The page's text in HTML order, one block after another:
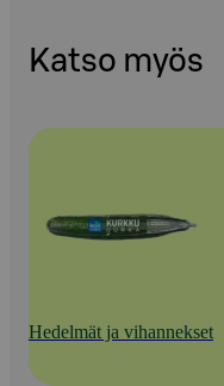
Katso myös
Hedelmät ja vihannekset